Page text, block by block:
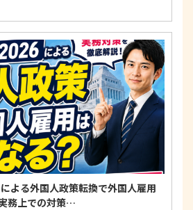
よる外国人政策転換で外国人雇用
務上での対策…